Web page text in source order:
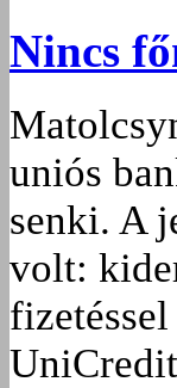
Nincs
uniós
senki. A
volt: